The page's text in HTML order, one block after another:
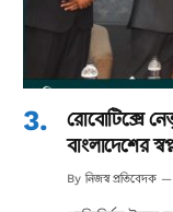
রোবোটিক্সে
বাংলাদেশের
By নিজস্ব প্রতিবেদক